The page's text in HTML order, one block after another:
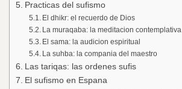
Practicas del sufismo
El dhikr: el recuerdo de Dios
La muraqaba: la meditacion contemplativa
El sama: la audicion espiritual
La suhba: la compania del maestro
Las tariqas: las ordenes sufis
El sufismo en Espana